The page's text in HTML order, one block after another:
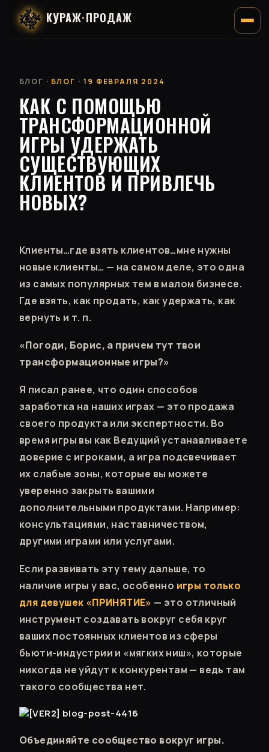
КУРАЖ·ПРОДАЖ
БЛОГ · БЛОГ · 19 ФЕВРАЛЯ 2024
КАК С ПОМОЩЬЮ
ТРАНСФОРМАЦИОННОЙ
ИГРЫ УДЕРЖАТЬ
СУЩЕСТВУЮЩИХ
КЛИЕНТОВ И ПРИВЛЕЧЬ
НОВЫХ?
Клиенты…где взять клиентов…мне нужны
новые клиенты… — на самом деле, это одна
из самых популярных тем в малом бизнесе.
Где взять, как продать, как удержать, как
вернуть и т. п.
«Погоди, Борис, а причем тут твои
трансформационные игры?»
Я писал ранее, что один способов
заработка на наших играх — это продажа
своего продукта или экспертности. Во
время игры вы как Ведущий устанавливаете
доверие с игроками, а игра подсвечивает
их слабые зоны, которые вы можете
уверенно закрыть вашими
дополнительными продуктами. Например:
консультациями, наставничеством,
другими играми или услугами.
Если развивать эту тему дальше, то
наличие игры у вас, особенно игры только
для девушек «ПРИНЯТИЕ» — это отличный
инструмент создавать вокруг себя круг
ваших постоянных клиентов из сферы
бьюти-индустрии и «мягких ниш», которые
никогда не уйдут к конкурентам — ведь там
такого сообщества нет.
Объединяйте сообщество вокруг игры.